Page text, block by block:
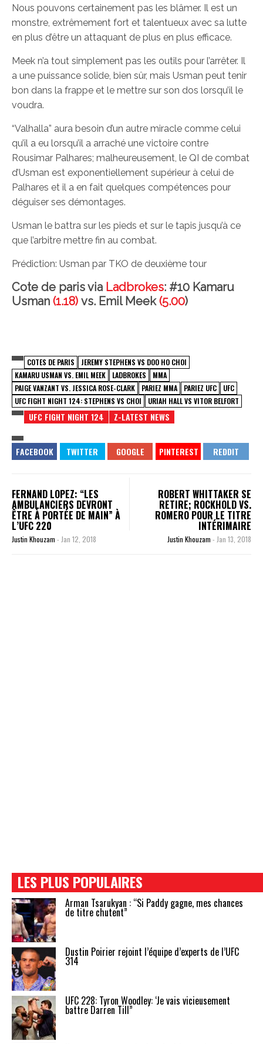
Nous pouvons certainement pas les blâmer. Il est un
monstre, extrêmement fort et talentueux avec sa lutte
en plus d’être un attaquant de plus en plus efficace.
Meek n’a tout simplement pas les outils pour l’arrêter. Il
a une puissance solide, bien sûr, mais Usman peut tenir
bon dans la frappe et le mettre sur son dos lorsqu’il le
voudra.
“Valhalla” aura besoin d’un autre miracle comme celui
qu’il a eu lorsqu’il a arraché une victoire contre
Rousimar Palhares; malheureusement, le QI de combat
d’Usman est exponentiellement supérieur à celui de
Palhares et il a en fait quelques compétences pour
déguiser ses démontages.
Usman le battra sur les pieds et sur le tapis jusqu’à ce
que l’arbitre mettre fin au combat.
Prédiction: Usman par TKO de deuxième tour
Cote de paris via Ladbrokes: #10 Kamaru
Usman (1.18) vs. Emil Meek(5.00)
COTES DE PARIS
JEREMY STEPHENS VS DOO HO CHOI
KAMARU USMAN VS. EMIL MEEK
LADBROKES
MMA
PAIGE VANZANT VS. JESSICA ROSE-CLARK
PARIEZ MMA PARIEZ UFC
UFC
UFC FIGHT NIGHT 124: STEPHENS VS CHOI
URIAH HALL VS VITOR BELFORT
UFC FIGHT NIGHT 124 Z-LATEST NEWS
FERNAND LOPEZ: “LES
AMBULANCIERS DEVRONT
ÊTRE À PORTÉE DE MAIN” À
L’UFC 220
Justin Khouzam - Jan 12, 2018
ROBERT WHITTAKER SE
RETIRE; ROCKHOLD VS.
ROMERO POUR LE TITRE
INTÉRIMAIRE
Justin Khouzam - Jan 13, 2018
LES PLUS POPULAIRES
Arman Tsarukyan : “Si Paddy gagne, mes chances
de titre chutent”
Dustin Poirier rejoint l’équipe d’experts de l’UFC
314
UFC 228: Tyron Woodley: ‘Je vais vicieusement
battre Darren Till”